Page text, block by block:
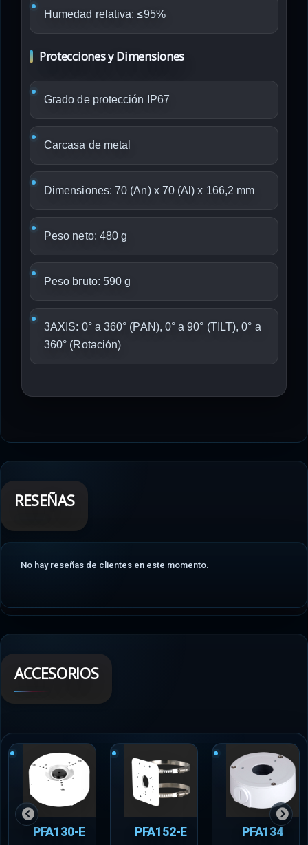
Humedad relativa: ≤95%
Protecciones y Dimensiones
Grado de protección IP67
Carcasa de metal
Dimensiones: 70 (An) x 70 (Al) x 166,2 mm
Peso neto: 480 g
Peso bruto: 590 g
3AXIS: 0° a 360° (PAN), 0° a 90° (TILT), 0° a
360° (Rotación)
RESEÑAS
No hay reseñas de clientes en este momento.
ACCESORIOS
PFA130-E PFA152-E PFA134